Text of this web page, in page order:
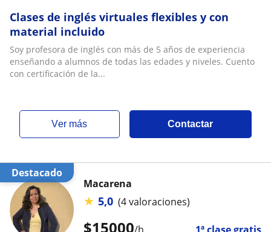
Clases de inglés virtuales flexibles y con
material incluido
Soy profesora de inglés con más de 5 años de experiencia
enseñando a alumnos de todas las edades y niveles. Cuento
con certificación de la...
ver más Contactar
Destacado
$15000
Macarena
★ 5,0 (4 valoraciones)